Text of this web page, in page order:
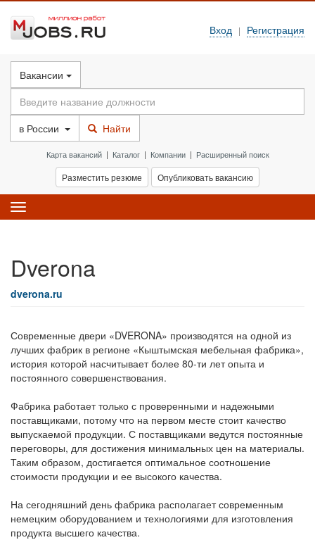
Вход | Регистрация
Вакансии
в России Найти
Карта вакансий| Каталог| Компании| Расширенный поиск
Разместить резюме Опубликовать вакансию
Toggle
navigation
Dverona
dverona.ru
Современные двери «DVERONA» производятся на одной из
лучших фабрик в регионе «Кыштымская мебельная фабрика»,
история которой насчитывает более 80-ти лет опыта и
постоянного совершенствования.
Фабрика работает только с проверенными и надежными
поставщиками, потому что на первом месте стоит качество
выпускаемой продукции. С поставщиками ведутся постоянные
переговоры, для достижения минимальных цен на материалы.
Таким образом, достигается оптимальное соотношение
стоимости продукции и ее высокого качества.
На сегодняшний день фабрика располагает современным
немецким оборудованием и технологиями для изготовления
продукта высшего качества.